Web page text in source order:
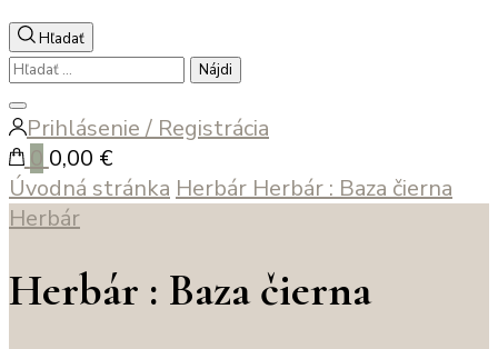
Hľadať
Hľadať:
Zatvoriť
vyhľadávanie
Prihlásenie / Registrácia
0,00 €
Úvodná stránka Herbár Herbár : Baza čierna
Herbár
Herbár : Baza čierna